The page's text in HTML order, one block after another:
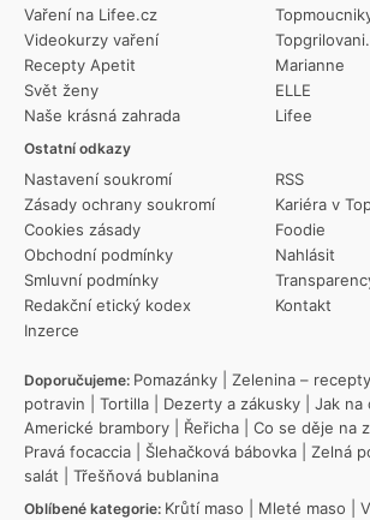
Vaření na Lifee.cz
Videokurzy vaření
Recepty Apetit
Svět ženy
Naše krásná zahrada
Ostatní odkazy
Nastavení soukromí
Zásady ochrany soukromí
Cookies zásady
Obchodní podmínky
Smluvní podmínky
Redakční etický kodex
Inzerce
RSS
Kariéra v
Foodie
Nahlásit
Kontakt
Marianne
ELLE
Lifee
Doporučujeme: Pomazánky Zelenina – recepty
potravin
Tortilla Dezerty a zákusky Jak na
Americké brambory
Řeřicha Co se děje na
Pravá focaccia
Šlehačková bábovka Zelná
salát
Třešňová bublanina
Oblíbené kategorie: Krůtí maso Mleté maso